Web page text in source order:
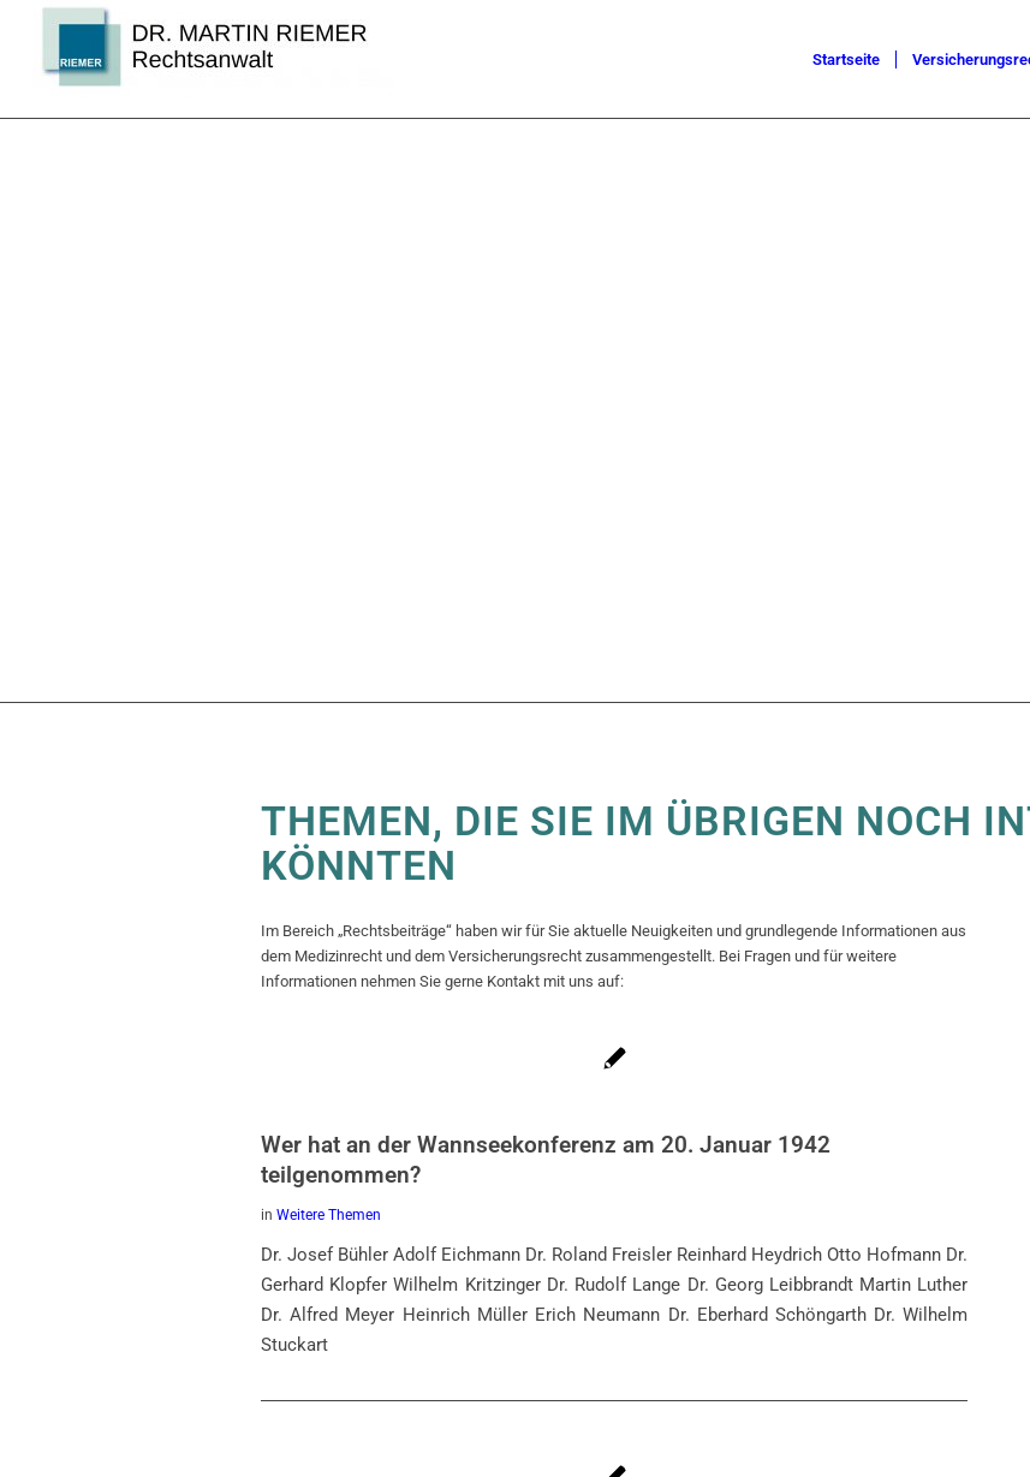
Startseite
THEMEN, DIE SIE IM ÜBRIGEN NOCH
KÖNNTEN
Im Bereich „Rechtsbeiträge“ haben wir für Sie aktuelle Neuigkeiten und grundlegende Informationen aus
dem Medizinrecht und dem Versicherungsrecht zusammengestellt. Bei Fragen und für weitere
Informationen nehmen Sie gerne Kontakt mit uns auf:
Wer hat an der Wannseekonferenz am 20. Januar 1942
teilgenommen?
in Weitere Themen
Dr. Josef Bühler Adolf Eichmann Dr. Roland Freisler Reinhard Heydrich Otto Hofmann Dr.
Gerhard Klopfer Wilhelm Kritzinger Dr. Rudolf Lange Dr. Georg Leibbrandt Martin Luther
Dr. Alfred Meyer Heinrich Müller Erich Neumann Dr. Eberhard Schöngarth Dr. Wilhelm
Stuckart